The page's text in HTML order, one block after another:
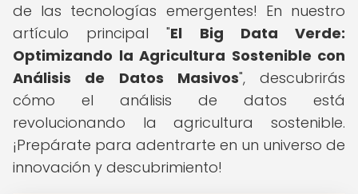
de las tecnologías emergentes! En nuestro
artículo principal "El Big Data Verde:
Optimizando la Agricultura Sostenible con
Análisis de Datos Masivos", descubrirás
cómo el análisis de datos está
revolucionando la agricultura sostenible.
¡Prepárate para adentrarte en un universo de
innovación y descubrimiento!